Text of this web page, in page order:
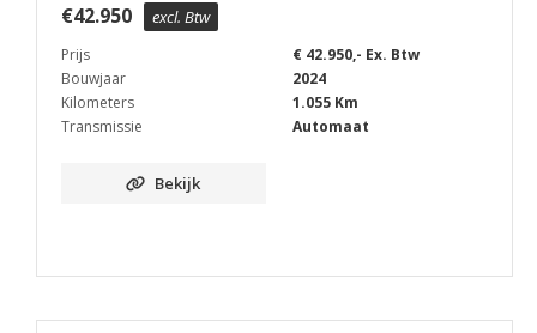
€42.950 excl. Btw
Prijs
€ 42.950,- Ex. Btw
Bouwjaar
2024
Kilometers
1.055 Km
Transmissie
Automaat
Bekijk